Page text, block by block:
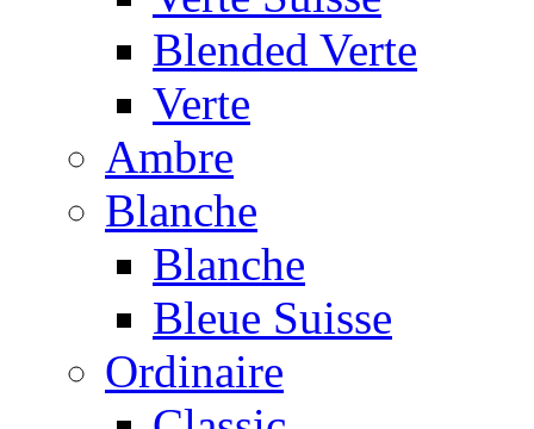
Blended Verte
Verte
Ambre
Blanche
Blanche
Bleue Suisse
Ordinaire